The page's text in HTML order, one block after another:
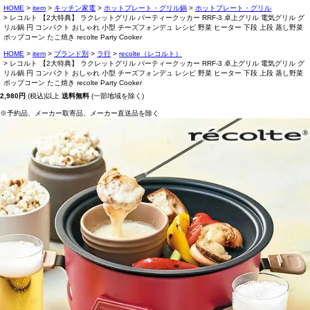
HOME item キッチン家電 ホットプレート・グリル鍋
ホットプレート・グリル
レコルト 【2大特典】 ラクレットグリル パーティークッカー RRF-3 卓上グリル 電気グリル グ
リル鍋 円 コンパクト おしゃれ 小型 チーズフォンデュ レシピ 野菜 ヒーター 下段 上段 蒸し野菜
ポップコーン たこ焼き recolte Party Cooker
HOME item ブランド別 ラ行
recolte（レコルト）
レコルト 【2大特典】 ラクレットグリル パーティークッカー RRF-3 卓上グリル 電気グリル グ
リル鍋 円 コンパクト おしゃれ 小型 チーズフォンデュ レシピ 野菜 ヒーター 下段 上段 蒸し野菜
ポップコーン たこ焼き recolte Party Cooker
2,980円 (税込)以上 送料無料 (一部地域を除く)
※予約品、メーカー取寄品、メーカー直送品を除く